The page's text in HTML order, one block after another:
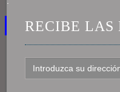
RECIBE LAS